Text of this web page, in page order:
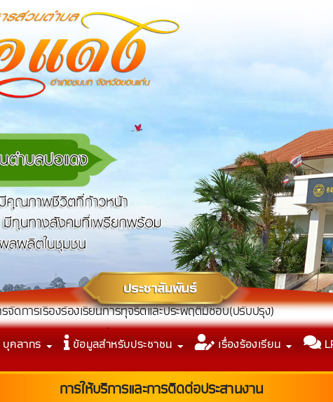
ะเมินคุณธรรมและความโปร่งใสในการดำเนินงาน ประจำปีงบประมาณ
รประเมิน ITA 2568 เพื่อนำไปสู่การพัฒนาและยกระดับผลการประเมิน
ยธรรมและการขับเคลื่อนนโยบาย No Gift Policy ปี 2569
ดการเรื่องร้องเรียนการทุจริตและประพฤติมิชอบ(ปรับปรุง)
บุคลากร ข้อมูลสำหรับประชาชน เรื่องร้องเรียน
การให้บริการและการติดต่อประสานงาน